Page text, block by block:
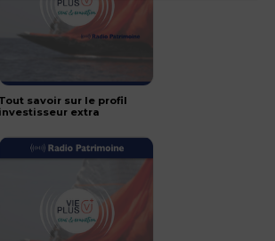
Tout savoir sur le profil
investisseur extra